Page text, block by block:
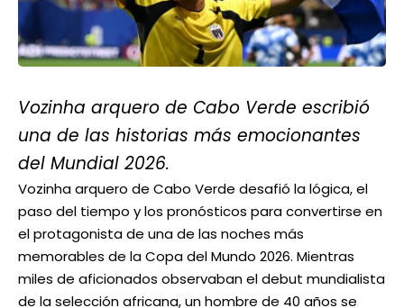
Vozinha arquero de Cabo Verde escribió
una de las historias más emocionantes
del Mundial 2026.
Vozinha arquero de Cabo Verde desafió la lógica, el
paso del tiempo y los pronósticos para convertirse en
el protagonista de una de las noches más
memorables de la Copa del Mundo 2026. Mientras
miles de aficionados observaban el debut mundialista
de la selección africana, un hombre de 40 años se